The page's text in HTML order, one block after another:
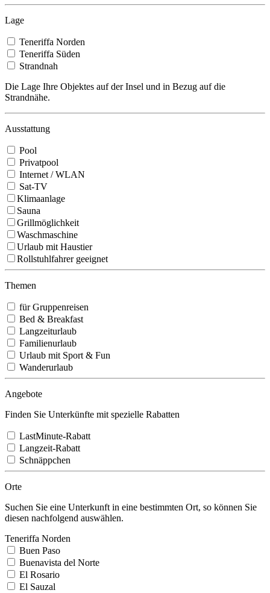
Lage
Teneriffa Norden
Teneriffa Süden
Strandnah
Die Lage Ihre Objektes auf der Insel und in Bezug auf die
Strandnähe.
Ausstattung
Pool
Privatpool
Internet / WLAN
Sat-TV
Klimaanlage
Sauna
Grillmöglichkeit
Waschmaschine
Urlaub mit Haustier
Rollstuhlfahrer geeignet
Themen
für Gruppenreisen
Bed & Breakfast
Langzeiturlaub
Familienurlaub
Urlaub mit Sport & Fun
Wanderurlaub
Angebote
Finden Sie Unterkünfte mit spezielle Rabatten
LastMinute-Rabatt
Langzeit-Rabatt
Schnäppchen
Orte
Suchen Sie eine Unterkunft in eine bestimmten Ort, so können Sie
diesen nachfolgend auswählen.
Teneriffa Norden
Buen Paso
Buenavista del Norte
El Rosario
El Sauzal